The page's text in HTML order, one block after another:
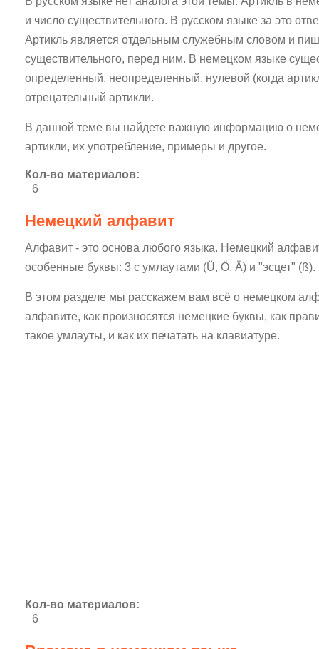
и число существительного. В русском языке за это
Артикль является отдельным служебным словом и
существительного, перед ним. В немецком языке
определенный, неопределенный, нулевой (когда
отрецательный артикли.
В данной теме вы найдете важную информацию о
артикли, их употребление, примеры и другое.
Кол-во материалов:
6
Немецкий алфавит
Алфавит - это основа любого языка. Немецкий
особенные буквы: 3 с умлаутами (Ü, Ö, Ä) и "эсцет" (ß).
В этом разделе мы расскажем вам всё о немецком
алфавите, как произносятся немецкие буквы, как
такое умлауты, и как их печатать на клавиатуре.
Кол-во материалов:
6